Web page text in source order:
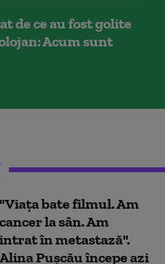
de ce au fost golite
Acum sunt
"Viața bate filmul. Am
cancer la sân. Am
intrat în metastază".
Alina Pușcău începe azi